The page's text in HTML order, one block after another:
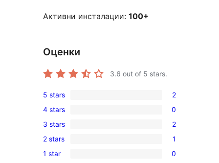
Активни инсталации: 100+
Оценки
3.6 out of 5 stars.
2
5-
star
reviews
5 stars 2
0
4-
star
reviews
4 stars 0
2
3-
star
3 stars 2
1
2-
2 stars 1
0
1 star 0